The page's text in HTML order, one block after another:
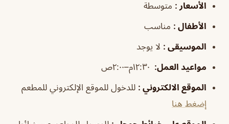
الأسعار : متوسطة
الأطفال : مناسب
الموسيقى : لا يوجد
مواعيد العمل:
الموقع الالكتروني : للدخول للموقع الإلكتروني للمطعم
إضغط هنا